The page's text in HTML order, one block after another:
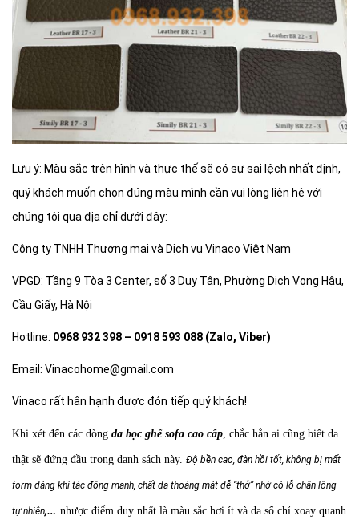
Lưu ý: Màu sắc trên hình và thực thế sẽ có sự sai lệch nhất định,
quý khách muốn chọn đúng màu mình cần vui lòng liên hê với
chúng tôi qua địa chỉ dưới đây:
Công ty TNHH Thương mại và Dịch vụ Vinaco Việt Nam
VPGD: Tầng 9 Tòa 3 Center, số 3 Duy Tân, Phường Dịch Vọng Hậu,
Cầu Giấy, Hà Nội
Hotline: 0968 932 398 – 0918 593 088 (Zalo, Viber)
Email: Vinacohome@gmail.com
Vinaco rất hân hạnh được đón tiếp quý khách!
Khi xét đến các dòng da bọc ghế sofa cao cấp, chắc hẳn ai cũng biết da
thật sẽ đứng đầu trong danh sách này. Độ bền cao, đàn hồi tốt, không bị mất
form dáng khi tác động mạnh, chất da thoáng mát dễ “thở” nhờ có lỗ chân lông
tự nhiên,… nhược điểm duy nhất là màu sắc hơi ít và da số chỉ xoay quanh